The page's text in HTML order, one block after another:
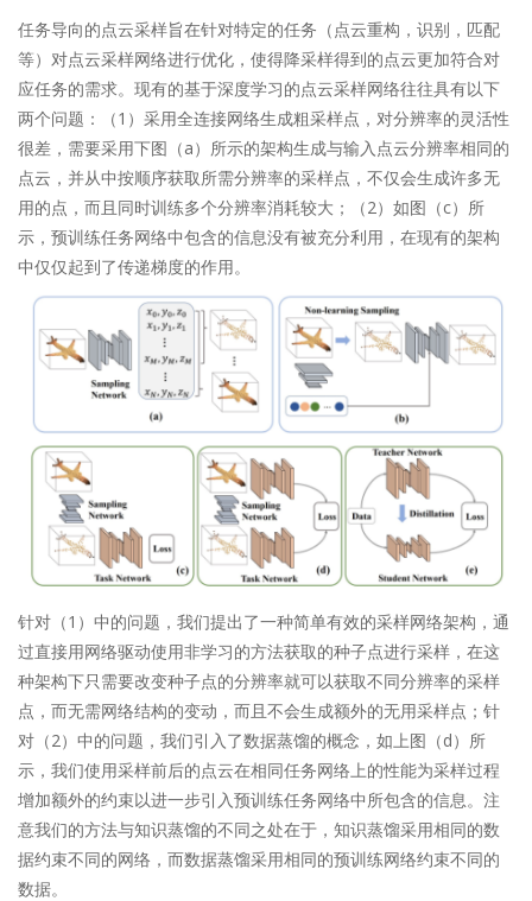
任务导向的点云采样旨在针对特定的任务（点云重构，识别，匹配
等）对点云采样网络进行优化，使得降采样得到的点云更加符合对
应任务的需求。现有的基于深度学习的点云采样网络往往具有以下
两个问题：（1）采用全连接网络生成粗采样点，对分辨率的灵活性
很差，需要采用下图（a）所示的架构生成与输入点云分辨率相同的
点云，并从中按顺序获取所需分辨率的采样点，不仅会生成许多无
用的点，而且同时训练多个分辨率消耗较大；（2）如图（c）所
示，预训练任务网络中包含的信息没有被充分利用，在现有的架构
中仅仅起到了传递梯度的作用。
针对（1）中的问题，我们提出了一种简单有效的采样网络架构，通
过直接用网络驱动使用非学习的方法获取的种子点进行采样，在这
种架构下只需要改变种子点的分辨率就可以获取不同分辨率的采样
点，而无需网络结构的变动，而且不会生成额外的无用采样点；针
对（2）中的问题，我们引入了数据蒸馏的概念，如上图（d）所
示，我们使用采样前后的点云在相同任务网络上的性能为采样过程
增加额外的约束以进一步引入预训练任务网络中所包含的信息。注
意我们的方法与知识蒸馏的不同之处在于，知识蒸馏采用相同的数
据约束不同的网络，而数据蒸馏采用相同的预训练网络约束不同的
数据。